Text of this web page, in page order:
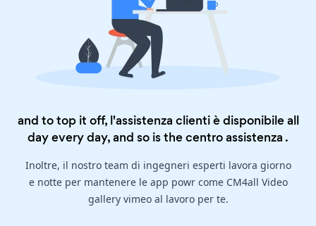
and to top it off, l'assistenza clienti è disponibile all
day every day, and so is thecentro assistenza .
Inoltre, il nostro team di ingegneri esperti lavora giorno
e notte per mantenere le app powr come CM4all Video
gallery vimeo al lavoro per te.